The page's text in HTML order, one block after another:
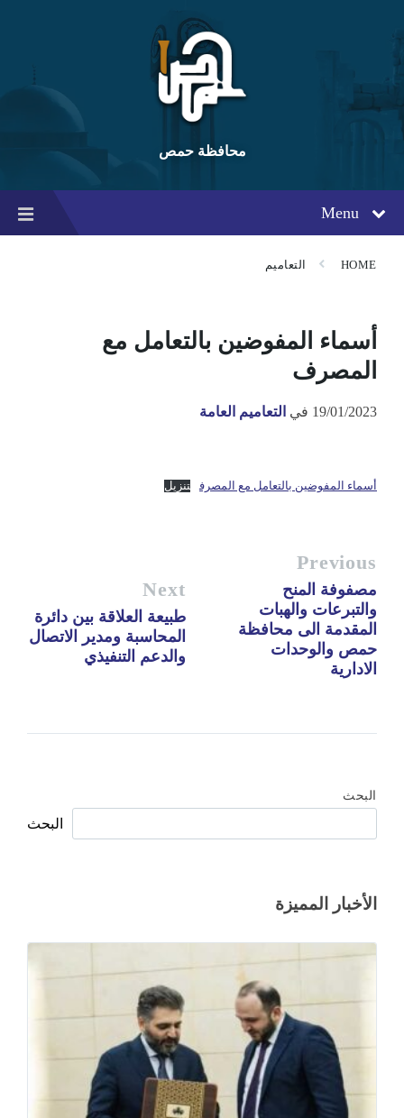
content
main
navigation
footer
محافظة حمص
Menu
HOME التعاميم
أسماء المفوضين بالتعامل مع
المصرف
19/01/2023 في التعاميم العامة
أسماء المفوضين بالتعامل مع المصرف تنزيل
Previous
مصفوفة المنح
والتبرعات والهبات
المقدمة الى محافظة
حمص والوحدات
الادارية
Next
طبيعة العلاقة بين دائرة
المحاسبة ومدير الاتصال
والدعم التنفيذي
البحث
البحث
الأخبار المميزة